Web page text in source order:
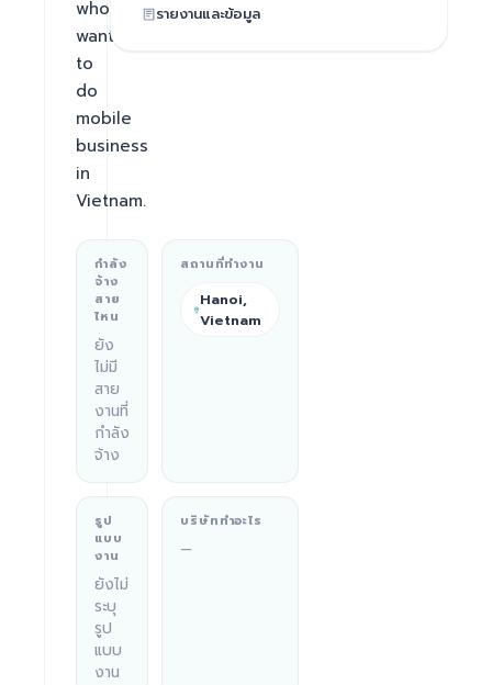
who
want
to
do
mobile
business
in
Vietnam.
กำลัง
จ้าง
สาย
ไหน
ยัง
ไม่มี
สาย
งานที่
กำลัง
จ้าง
สถานที่ทำงาน
Hanoi,
Vietnam
รูป
แบบ
งาน
ยังไม่
ระบุ
รูป
แบบ
งาน
บริษัททำอะไร
—
รายงานและข้อมูล